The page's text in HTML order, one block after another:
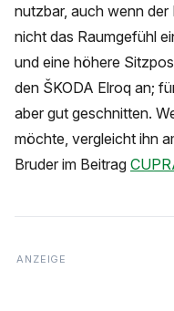
nutzbar, auch wenn
nicht das Raumgefühl
und eine höhere
den ŠKODA Elroq an;
aber gut geschnitten.
möchte, vergleicht ihn
Bruder im Beitrag